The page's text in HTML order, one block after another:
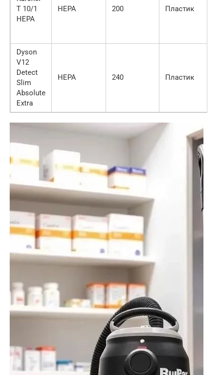
T 10/1
HEPA
HEPA 200 Пластик
Dyson
V12
Detect
Slim
Absolute
Extra
HEPA 240 Пластик